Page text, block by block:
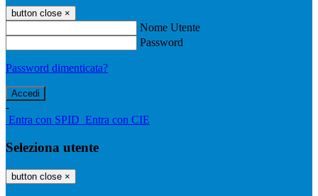
button close ×
Nome Utente
Password
Password dimenticata?
-
Entra con SPID Entra con CIE
Seleziona utente
button close ×